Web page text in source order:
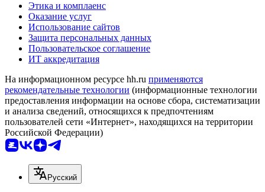
Этика и комплаенс
Оказание услуг
Использование сайтов
Защита персональных данных
Пользовательское соглашение
ИТ аккредитация
На информационном ресурсе hh.ru применяются
рекомендательные технологии (информационные технологии
предоставления информации на основе сбора, систематизации
и анализа сведений, относящихся к предпочтениям
пользователей сети «Интернет», находящихся на территории
Российской Федерации)
Русский